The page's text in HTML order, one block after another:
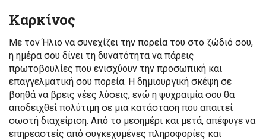
Καρκίνος
Με τον Ήλιο να συνεχίζει την πορεία του στο ζώδιό σου,
η ημέρα σου δίνει τη δυνατότητα να πάρεις
πρωτοβουλίες που ενισχύουν την προσωπική και
επαγγελματική σου πορεία. Η δημιουργική σκέψη σε
βοηθά να βρεις νέες λύσεις, ενώ η ψυχραιμία σου θα
αποδειχθεί πολύτιμη σε μια κατάσταση που απαιτεί
σωστή διαχείριση. Από το μεσημέρι και μετά, απέφυγε να
επηρεαστείς από συγκεχυμένες πληροφορίες και